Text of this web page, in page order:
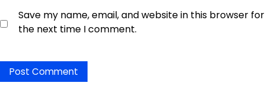
Save my name, email, and website in this browser for
the next time I comment.